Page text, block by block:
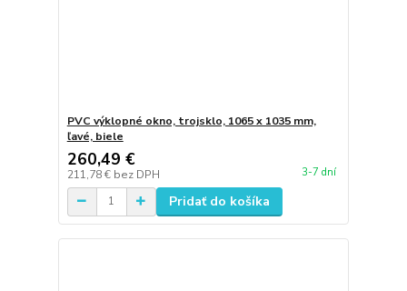
PVC výklopné okno, trojsklo, 1065 x 1035 mm,
ľavé, biele
260,49 €
211,78 € bez DPH 3-7 dní
Pridať do košíka